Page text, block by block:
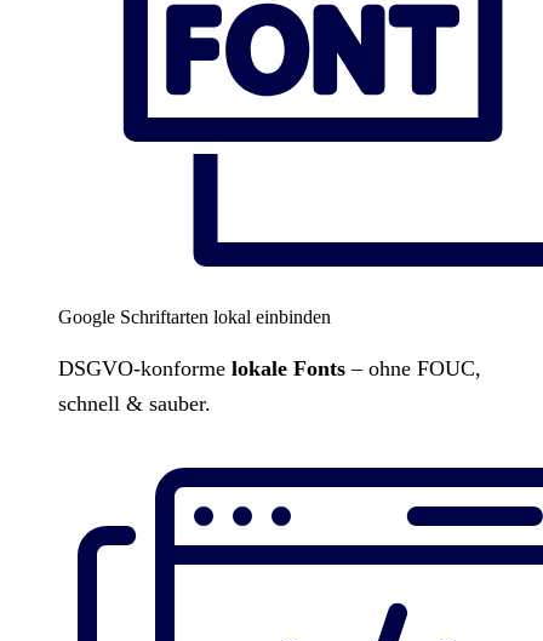
Google Schriftarten lokal einbinden
DSGVO-konforme lokale Fonts – ohne FOUC,
schnell & sauber.